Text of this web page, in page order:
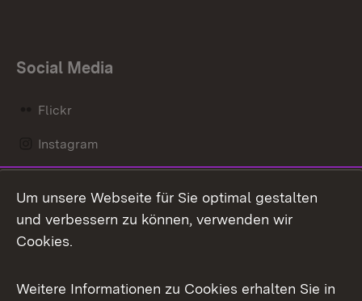
Social Media
Flickr
Instagram
Mastodon
Messenger
Social Wall
Um unsere Webseite für Sie optimal gestalten
und verbessern zu können, verwenden wir
Cookies.
Weitere Informationen zu Cookies erhalten Sie in